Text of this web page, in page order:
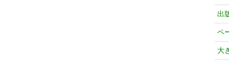
出
ペ
大